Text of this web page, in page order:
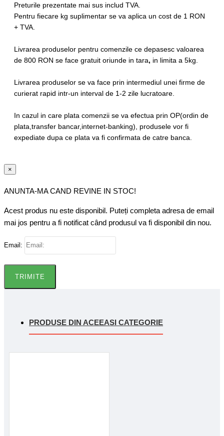
Preturile prezentate mai sus includ TVA.
Pentru fiecare kg suplimentar se va aplica un cost de 1 RON
+ TVA.
Livrarea produselor pentru comenzile ce depasesc valoarea
de 800 RON se face gratuit oriunde in tara, in limita a 5kg.
Livrarea produselor se va face prin intermediul unei firme de
curierat rapid intr-un interval de 1-2 zile lucratoare.
In cazul in care plata comenzii se va efectua prin OP(ordin de
plata,transfer bancar,internet-banking), produsele vor fi
expediate dupa ce plata va fi confirmata de catre banca.
×
ANUNTA-MA CAND REVINE IN STOC!
Acest produs nu este disponibil. Puteți completa adresa de email
mai jos pentru a fi notificat când produsul va fi disponibil din nou.
Email:
TRIMITE
PRODUSE DIN ACEEASI CATEGORIE